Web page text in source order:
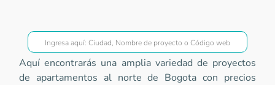
Aquí encontrarás una amplia variedad de proyectos
de apartamentos al norte de Bogota con precios